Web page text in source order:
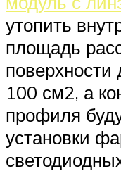
утопить
площадь
100 см2, а
профиля
установки